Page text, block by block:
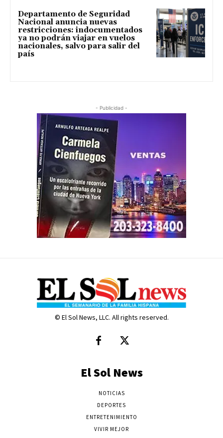
Departamento de Seguridad
Nacional anuncia nuevas
restricciones: indocumentados
ya no podrán viajar en vuelos
nacionales, salvo para salir del
país
- Publicidad -
© El Sol News, LLC. All rights reserved.
El Sol News
NOTICIAS
DEPORTES
ENTRETENIMIENTO
VIVIR MEJOR